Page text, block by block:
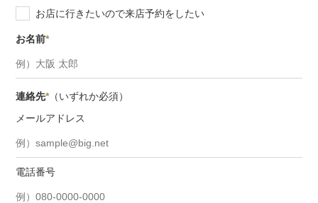
お店に行きたいので来店予約をしたい
お名前*
連絡先*（いずれか必須）
メールアドレス
電話番号